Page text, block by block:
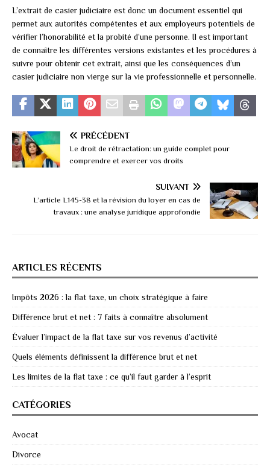
L’extrait de casier judiciaire est donc un document essentiel qui
permet aux autorités compétentes et aux employeurs potentiels de
vérifier l’honorabilité et la probité d’une personne. Il est important
de connaître les différentes versions existantes et les procédures à
suivre pour obtenir cet extrait, ainsi que les conséquences d’un
casier judiciaire non vierge sur la vie professionnelle et personnelle.
PRÉCÉDENT
Le droit de rétractation: un guide complet pour
comprendre et exercer vos droits
SUIVANT
L’article L145-38 et la révision du loyer en cas de
travaux : une analyse juridique approfondie
ARTICLES RÉCENTS
Impôts 2026 : la flat taxe, un choix stratégique à faire
Différence brut et net : 7 faits à connaître absolument
Évaluer l’impact de la flat taxe sur vos revenus d’activité
Quels éléments définissent la différence brut et net
Les limites de la flat taxe : ce qu’il faut garder à l’esprit
CATÉGORIES
Avocat
Divorce